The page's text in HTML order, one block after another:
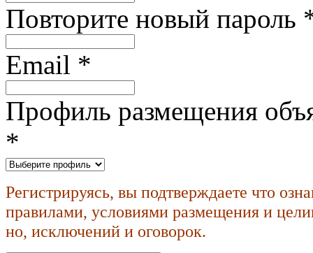
Повторите новый пароль
Email *
Профиль размещения
*
Регистрируясь, вы подтверждаете что
правилами, условиями размещения и
но, исключений и оговорок.